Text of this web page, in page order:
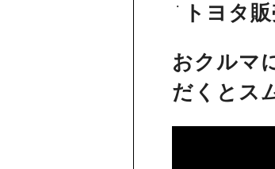
トヨタ
おクルマ
だくとス